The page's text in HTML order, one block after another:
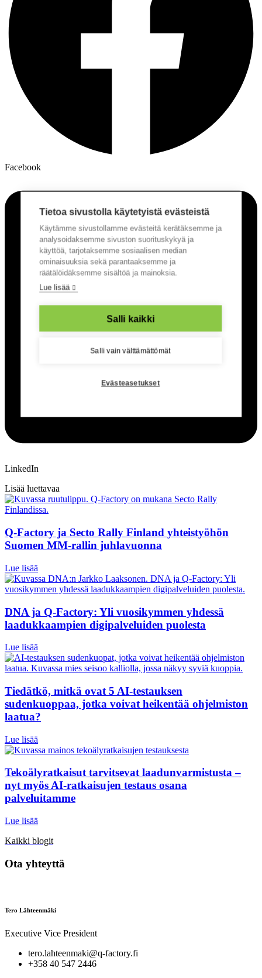
Tietoa sivustolla käytetyistä evästeistä
Käytämme sivustollamme evästeitä kerätäksemme ja
analysoidaksemme sivuston suorituskykyä ja
käyttöä, tarjotaksemme sosiaalisen median
ominaisuuksia sekä parantaaksemme ja
räätälöidäksemme sisältöä ja mainoksia.
Lue lisää
Salli kaikki
Salli vain välttämättömät
Evästeasetukset
Facebook
LinkedIn
Lisää luettavaa
Q-Factory ja Secto Rally Finland yhteistyöhön
Suomen MM-rallin juhlavuonna
Lue lisää
DNA ja Q-Factory: Yli vuosikymmen yhdessä
laadukkaampien digipalveluiden puolesta
Lue lisää
Tiedätkö, mitkä ovat 5 AI-testauksen
sudenkuoppaa, jotka voivat heikentää ohjelmiston
laatua?
Lue lisää
Tekoälyratkaisut tarvitsevat laadunvarmistusta –
nyt myös AI-ratkaisujen testaus osana
palveluitamme
Lue lisää
Kaikki blogit
Ota yhteyttä
Tero Lähteenmäki
Executive Vice President
tero.lahteenmaki@q-factory.fi
+358 40 547 2446